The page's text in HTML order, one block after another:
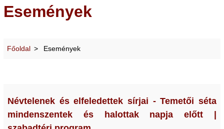
Események
Főoldal Események
Névtelenek és elfeledettek sírjai - Temetői séta
mindenszentek és halottak napja előtt |